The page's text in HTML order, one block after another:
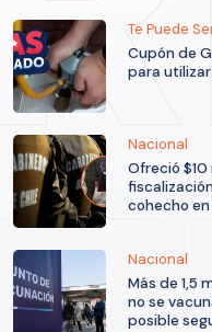
Te Puede
Cupón de
para
Nacional
Ofreció
cohecho
Nacional
Más de 1,5
no se
posible